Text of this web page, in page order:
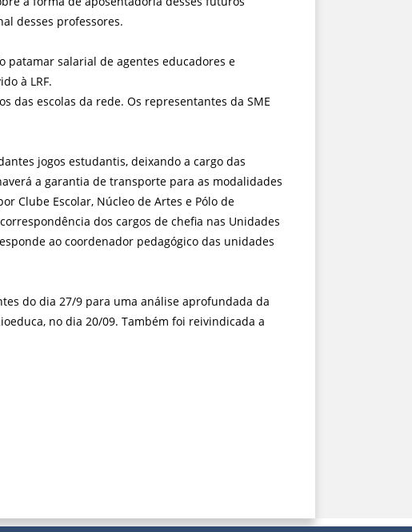
desses professores.
patamar salarial de agentes educadores e
à LRF.
das escolas da rede. Os representantes da SME
jogos estudantis, deixando a cargo das
a garantia de transporte para as modalidades
Clube Escolar, Núcleo de Artes e Pólo de
dos cargos de chefia nas Unidades
ao coordenador pedagógico das unidades
do dia 27/9 para uma análise aprofundada da
no dia 20/09. Também foi reivindicada a